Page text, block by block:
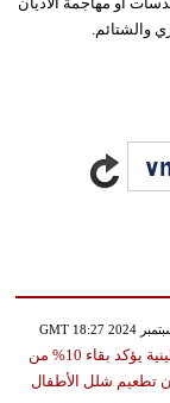
والشتائم.
وزير الصحة الفلسطينية يؤكد بقاء 10% من
تطعيم شلل الأطفال